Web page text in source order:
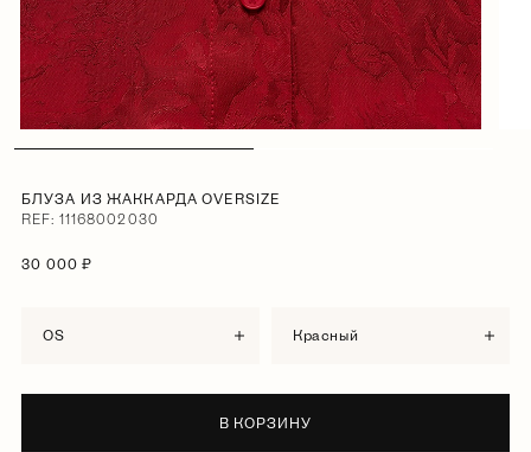
БЛУЗА ИЗ ЖАККАРДА OVERSIZE
REF: 11168002030
30 000 ₽
OS красный
В КОРЗИНУ